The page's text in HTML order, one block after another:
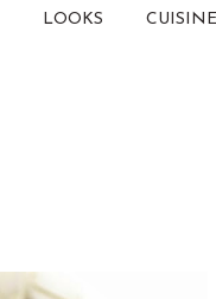
LOOKS CUISINE